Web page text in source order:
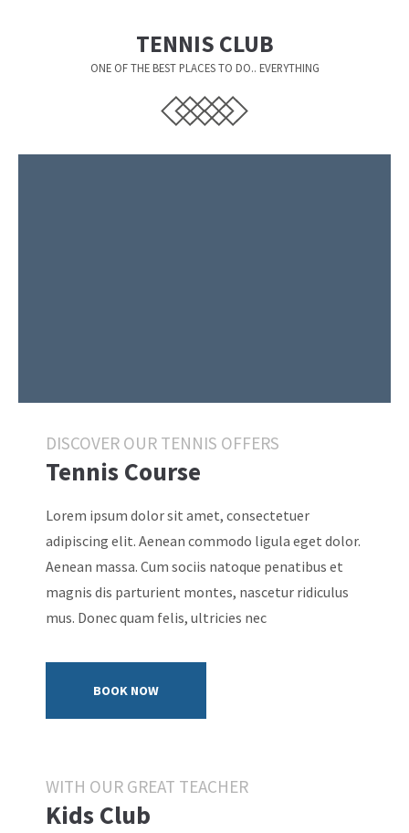
/ 365days
Mon - Fri 8:00am - 5:00pm(GMT +1)
Drop us a line
About us
Lorem ipsum dolor sit amet, consectetuer adipiscing
Aenean commodo ligula eget dolor. Aenean massa. Cum sociis
natoque penatibus et magnis dis parturient montes,
nascetur ridiculus mus. Donec quam felis, ultricies nec.
TENNIS CLUB
ONE OF THE BEST PLACES TO DO.. EVERYTHING
DISCOVER OUR TENNIS OFFERS
Tennis Course
Lorem ipsum dolor sit amet, consectetuer
adipiscing elit. Aenean commodo ligula eget dolor.
Aenean massa. Cum sociis natoque penatibus et
magnis dis parturient montes, nascetur ridiculus
mus. Donec quam felis, ultricies nec
BOOK NOW
WITH OUR GREAT TEACHER
Kids Club